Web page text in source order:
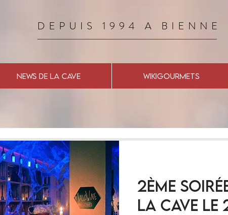
DEPUIS 1994 A BIENNE
NEWS DE LA CAVE WIKIGOURMETS
2ème
la Cave le